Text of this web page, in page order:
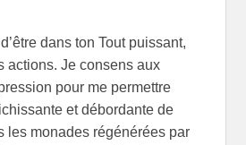
dans ton Tout puissant,
actions. Je consens aux
pour me permettre
et débordante de
les monades régénérées par